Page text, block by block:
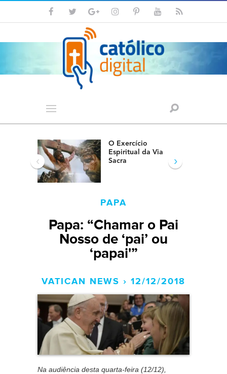
O Exercício
Espiritual da Via
Sacra
‹ ›
PAPA
Papa: “Chamar o Pai
Nosso de ‘pai’ ou
‘papai'”
VATICAN NEWS › 12/12/2018
Na audiência desta quarta-feira (12/12),